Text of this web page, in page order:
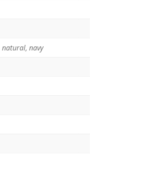
natural, navy